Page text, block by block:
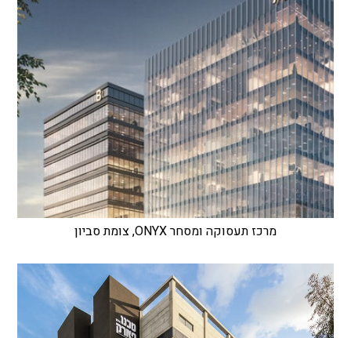
מרכז תעסוקה ומסחר ONYX, צומת סביון